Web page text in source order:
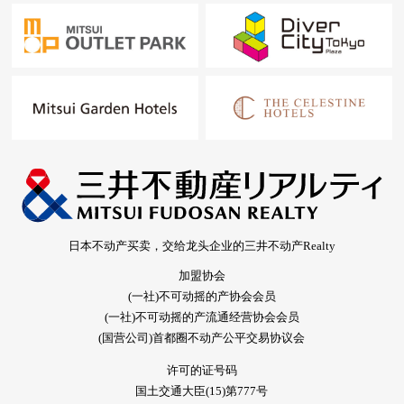
日本不动产买卖，交给龙头企业的三井不动产Realty
加盟协会
(一社)不可动摇的产协会会员
(一社)不可动摇的产流通经营协会会员
(国营公司)首都圈不动产公平交易协议会
许可的证号码
国土交通大臣(15)第777号